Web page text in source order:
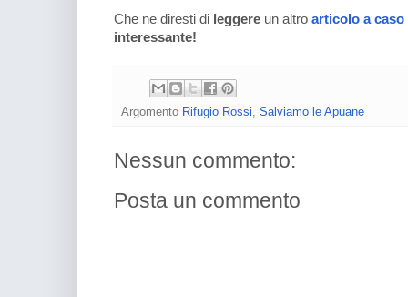
Che ne diresti di leggere un altro articolo a caso
interessante!
Argomento Rifugio Rossi Salviamo le Apuane
Nessun commento:
Posta un commento